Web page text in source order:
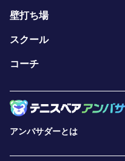
壁打ち場
スクール
コーチ
アンバサダーとは